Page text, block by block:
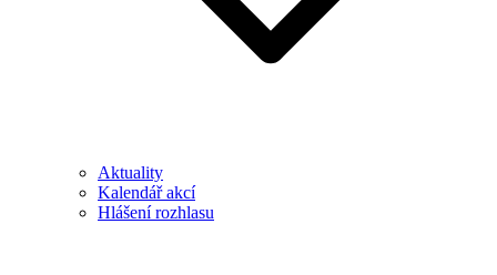
Aktuality
Kalendář akcí
Hlášení rozhlasu